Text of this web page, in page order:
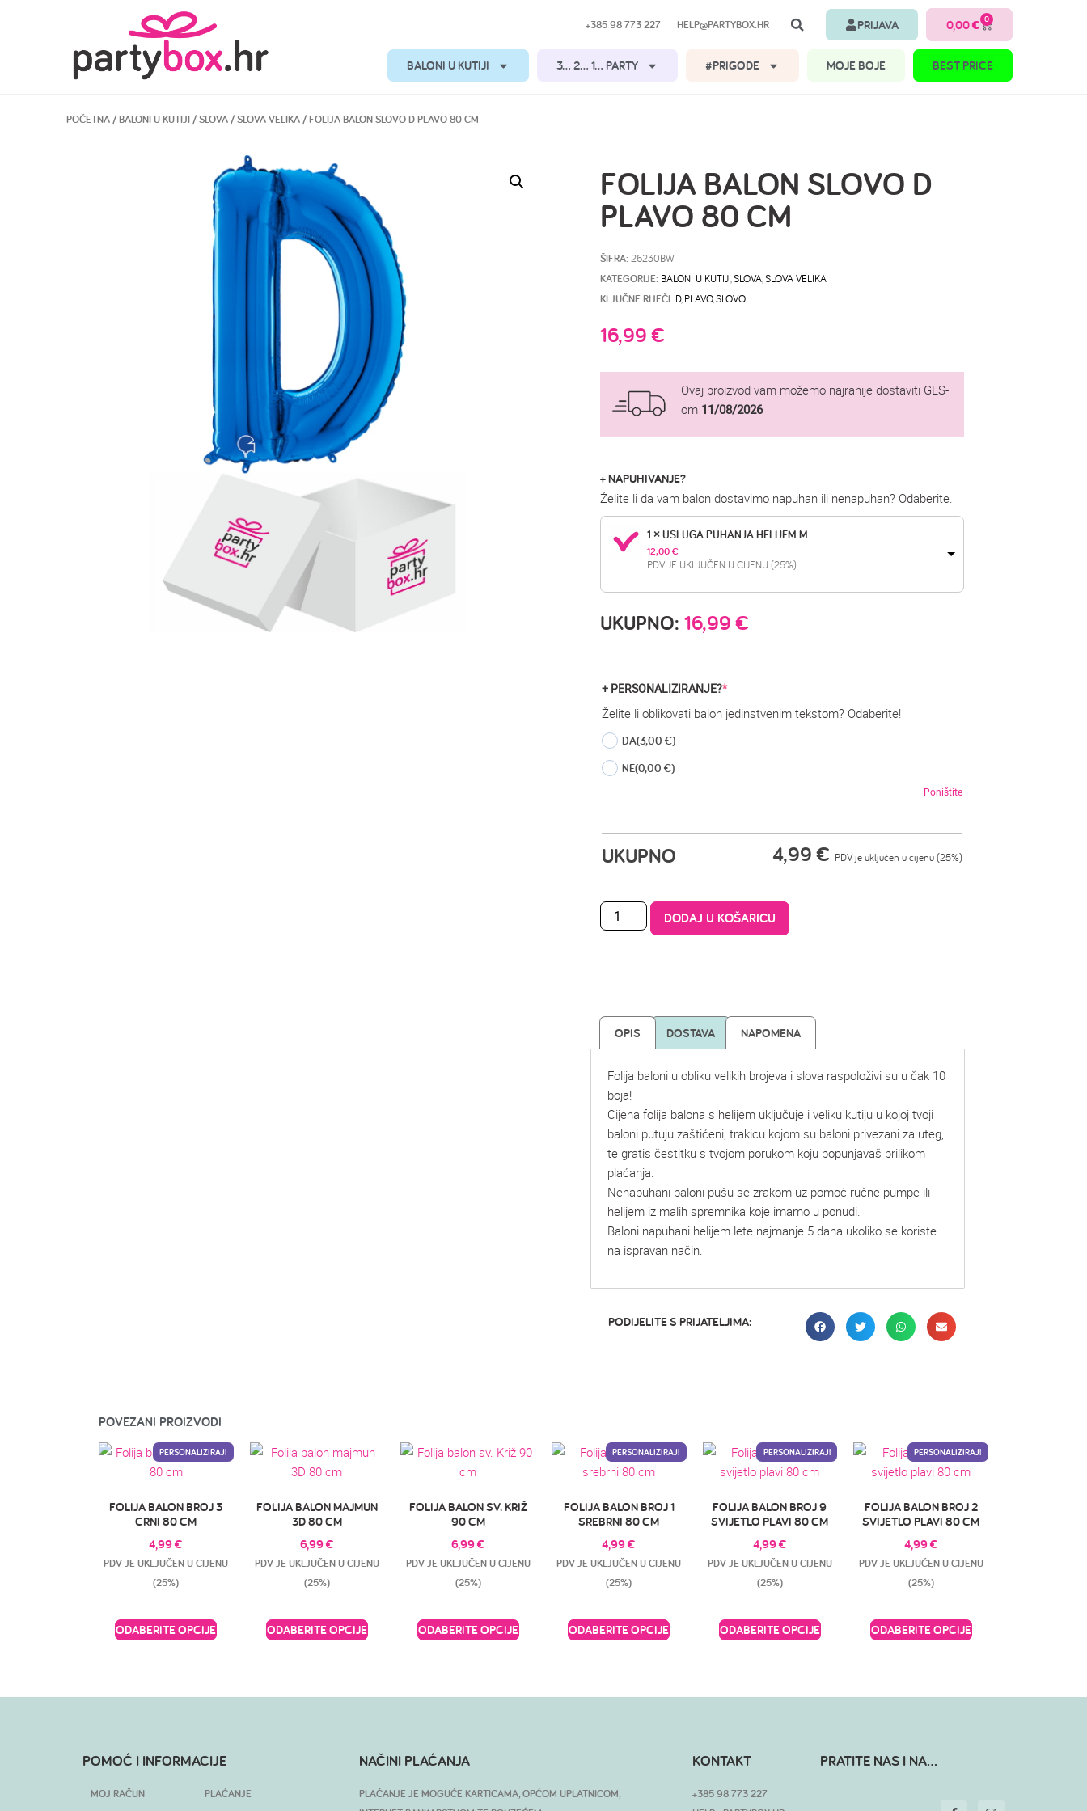
+385 98 773 227 HELP@PARTYBOX.HR PRIJAVA 0,00€ 0
BALONI U KUTIJI 3… 2… 1… PARTY #PRIGODE MOJE BOJE BEST PRICE
POČETNA/BALONI U KUTIJI/SLOVA/SLOVA VELIKA/ FOLIJA BALON SLOVO D PLAVO 80 CM
FOLIJA BALON SLOVO D
PLAVO 80 CM
ŠIFRA: 26230BW
KATEGORIJE: BALONI U KUTIJI SLOVA SLOVA VELIKA
KLJUČNE RIJEČI: D, PLAVO,SLOVO
16,99€
Ovaj proizvod vam možemo najranije dostaviti GLS-
om 11/08/2026
+ NAPUHIVANJE?
Želite li da vam balon dostavimo napuhan ili nenapuhan? Odaberite.
1 × USLUGA PUHANJA HELIJEM M
12,00 €
PDV JE UKLJUČEN U CIJENU (25%)
UKUPNO: 16,99€
+ PERSONALIZIRANJE?*
Želite li oblikovati balon jedinstvenim tekstom? Odaberite!
DA(3,00 €)
NE(0,00 €)
Poništite
UKUPNO 4,99€ PDV je uključen u cijenu (25%)
DODAJ U KOŠARICU
OPIS DOSTAVA NAPOMENA
Folija baloni u obliku velikih brojeva i slova raspoloživi su u čak 10
boja!
Cijena folija balona s helijem uključuje i veliku kutiju u kojoj tvoji
baloni putuju zaštićeni, trakicu kojom su baloni privezani za uteg,
te gratis čestitku s tvojom porukom koju popunjavaš prilikom
plaćanja.
Nenapuhani baloni pušu se zrakom uz pomoć ručne pumpe ili
helijem iz malih spremnika koje imamo u ponudi.
Baloni napuhani helijem lete najmanje 5 dana ukoliko se koriste
na ispravan način.
PODIJELITE S PRIJATELJIMA:
POVEZANI PROIZVODI
PERSONALIZIRAJ!
FOLIJA BALON BROJ 3
CRNI 80 CM
4,99€
PDV JE UKLJUČEN U CIJENU
(25%)
ODABERITE OPCIJE
FOLIJA BALON MAJMUN
3D 80 CM
6,99€
PDV JE UKLJUČEN U CIJENU
(25%)
ODABERITE OPCIJE
FOLIJA BALON SV. KRIŽ
90 CM
6,99€
PDV JE UKLJUČEN U CIJENU
(25%)
ODABERITE OPCIJE
PERSONALIZIRAJ!
FOLIJA BALON BROJ 1
SREBRNI 80 CM
4,99€
PDV JE UKLJUČEN U CIJENU
(25%)
ODABERITE OPCIJE
PERSONALIZIRAJ!
FOLIJA BALON BROJ 9
SVIJETLO PLAVI 80 CM
4,99€
PDV JE UKLJUČEN U CIJENU
(25%)
ODABERITE OPCIJE
PERSONALIZIRAJ!
FOLIJA BALON BROJ 2
SVIJETLO PLAVI 80 CM
4,99€
PDV JE UKLJUČEN U CIJENU
(25%)
ODABERITE OPCIJE
POMOĆ I INFORMACIJE
MOJ RAČUN
PLAĆANJE
NAČINI PLAĆANJA
PLAĆANJE JE MOGUĆE KARTICAMA, OPĆOM UPLATNICOM,
KONTAKT
+385 98 773 227
PRATITE NAS I NA...